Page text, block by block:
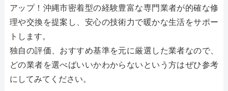
アップ！沖縄市密着型の経験豊富な専門業者が的確な修
理や交換を提案し、安心の技術力で暖かな生活をサポー
トします。
独自の評価、おすすめ基準を元に厳選した業者なので、
どの業者を選べばいいかわからないという方はぜひ参考
にしてみてください。